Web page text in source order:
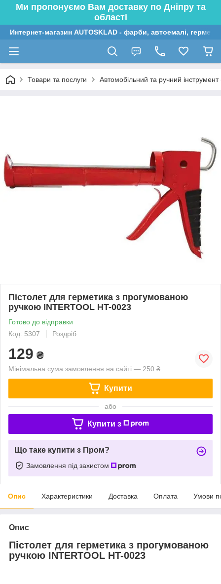
Ми пропонуємо Вам доставку по Дніпру та
області
Интернет-магазин AUTOSKLAD - фарби, автоемалі,
Товари та послуги Автомобільний та ручний
Пістолет для герметика з прогумованою
ручкою INTERTOOL HT-0023
Готово до відправки
Код: 5307
Роздріб
129 ₴
Мінімальна сума замовлення на сайті — 250 ₴
Купити
або
Купити з
Що таке купити з Пром?
Замовлення під захистом
Опис Характеристики Доставка Оплата Умови
Опис
Пістолет для герметика з прогумованою
ручкою INTERTOOL HT-0023